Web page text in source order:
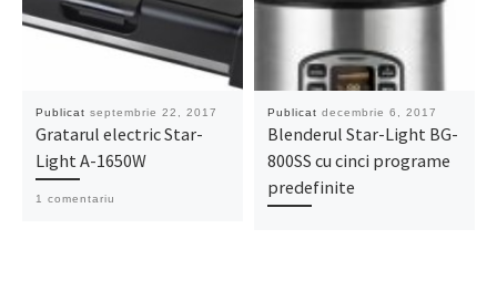
Publicat septembrie 22, 2017
Gratarul electric Star-
Light A-1650W
1 comentariu
Publicat decembrie 6, 2017
Blenderul Star-Light BG-
800SS cu cinci programe
predefinite